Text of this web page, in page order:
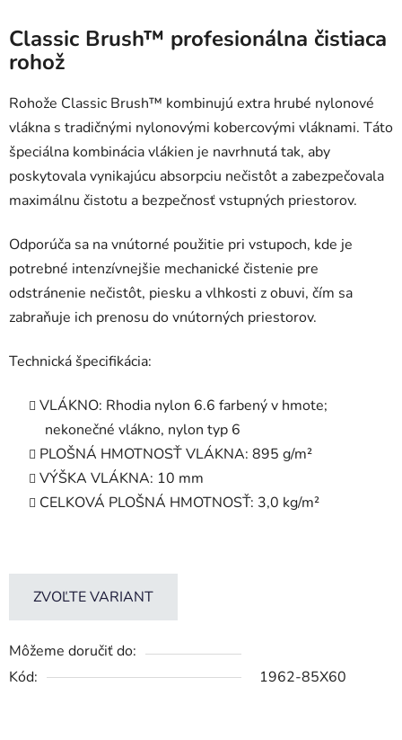
Classic Brush™ profesionálna čistiaca
rohož
Rohože Classic Brush™ kombinujú extra hrubé nylonové
vlákna s tradičnými nylonovými kobercovými vláknami. Táto
špeciálna kombinácia vlákien je navrhnutá tak, aby
poskytovala vynikajúcu absorpciu nečistôt a zabezpečovala
maximálnu čistotu a bezpečnosť vstupných priestorov.
Odporúča sa na vnútorné použitie pri vstupoch, kde je
potrebné intenzívnejšie mechanické čistenie pre
odstránenie nečistôt, piesku a vlhkosti z obuvi, čím sa
zabraňuje ich prenosu do vnútorných priestorov.
Technická špecifikácia:
VLÁKNO: Rhodia nylon 6.6 farbený v hmote;
nekonečné vlákno, nylon typ 6
PLOŠNÁ HMOTNOSŤ VLÁKNA: 895 g/m²
VÝŠKA VLÁKNA: 10 mm
CELKOVÁ PLOŠNÁ HMOTNOSŤ: 3,0 kg/m²
ZVOĽTE VARIANT
Môžeme doručiť do:
Kód:
1962-85X60